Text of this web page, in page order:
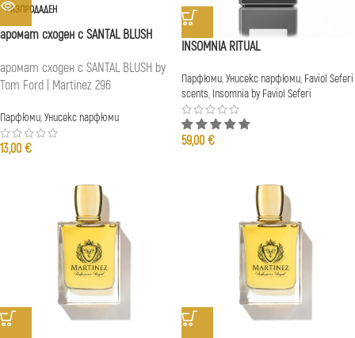
РАЗПРОДАДЕН
аромат сходен с SANTAL BLUSH
аромат сходен с SANTAL BLUSH by
Tom Ford | Martinez 296
Парфюми,Унисекс парфюми
13,00 €
INSOMNIA RITUAL
Парфюми,Унисекс парфюми, Faviol Seferi
scents, Insomnia by Faviol Seferi
59,00 €